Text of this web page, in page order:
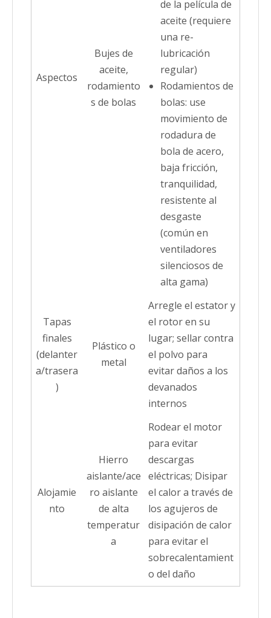
Aspectos
Bujes de
aceite,
rodamiento
s de bolas
de la película de
aceite (requiere
una re-
lubricación
regular)
Rodamientos de
bolas: use
movimiento de
rodadura de
bola de acero,
baja fricción,
tranquilidad,
resistente al
desgaste
(común en
ventiladores
silenciosos de
alta gama)
Tapas
finales
(delanter
a/trasera
)
Plástico o
metal
Arregle el estator y
el rotor en su
lugar; sellar contra
el polvo para
evitar daños a los
devanados
internos
Alojamie
nto
Hierro
aislante/ace
ro aislante
de alta
temperatur
a
Rodear el motor
para evitar
descargas
eléctricas; Disipar
el calor a través de
los agujeros de
disipación de calor
para evitar el
sobrecalentamient
o del daño